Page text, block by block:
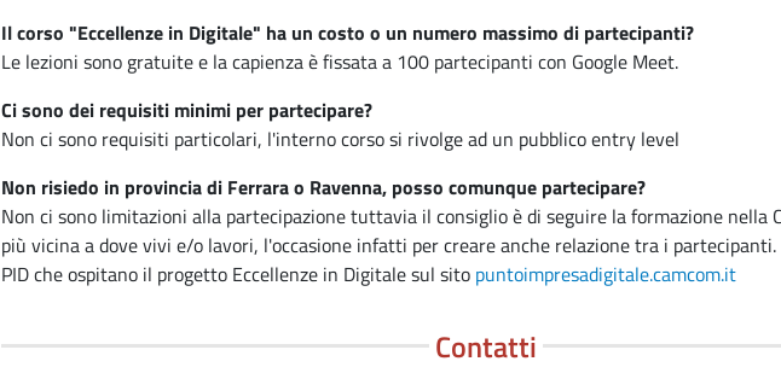
Il corso "Eccellenze in Digitale" ha un costo o un numero massimo di partecipanti?
Le lezioni sono gratuite e la capienza è fissata a 100 partecipanti con Google Meet.
Ci sono dei requisiti minimi per partecipare?
Non ci sono requisiti particolari, l'interno corso si rivolge ad un pubblico entry level
Non risiedo in provincia di Ferrara o Ravenna, posso comunque partecipare?
Non ci sono limitazioni alla partecipazione tuttavia il consiglio è di seguire la formazione nella
più vicina a dove vivi e/o lavori, l'occasione infatti per creare anche relazione tra i
PID che ospitano il progetto Eccellenze in Digitale sul sito puntoimpresadigitale.camcom.it
Contatti